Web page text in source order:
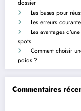
dossier
Les bases pour
Les erreurs
Les avantages
spots
Comment choisir
poids ?
Commentaires